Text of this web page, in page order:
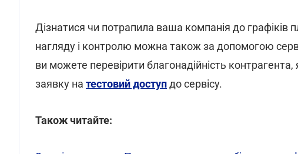
Дізнатися чи потрапила ваша компанія до графіків
нагляду і контролю можна також за допомогою
ви можете перевірити благонадійність
заявку на тестовий доступдо сервісу.
Також читайте: